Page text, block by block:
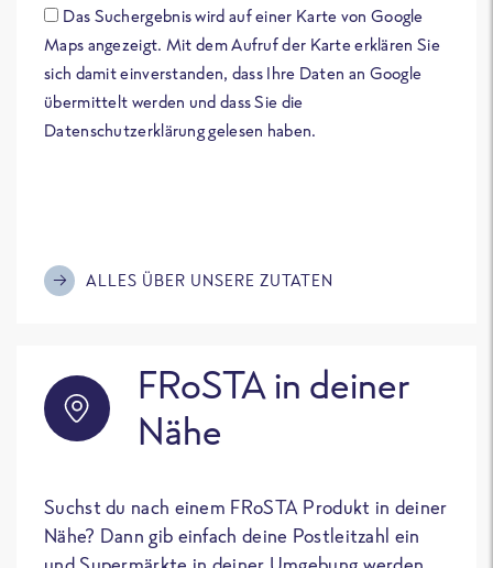
Das Suchergebnis wird auf einer Karte von Google
Maps angezeigt. Mit dem Aufruf der Karte erklären Sie
sich damit einverstanden, dass Ihre Daten an Google
übermittelt werden und dass Sie die
Datenschutzerklärung gelesen haben.
ALLES ÜBER UNSERE ZUTATEN
FRoSTA in deiner
Nähe
Suchst du nach einem FRoSTA Produkt in deiner
Nähe? Dann gib einfach deine Postleitzahl ein